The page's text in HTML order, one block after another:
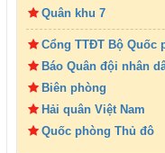
Quân khu 7
Cổng TTĐT Bộ Quốc
Báo Quân đội nhân
Biên phòng
Hải quân Việt Nam
Quốc phòng Thủ đô